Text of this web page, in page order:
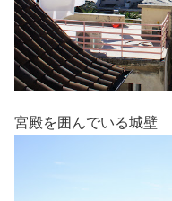
宮殿を囲んでいる城壁